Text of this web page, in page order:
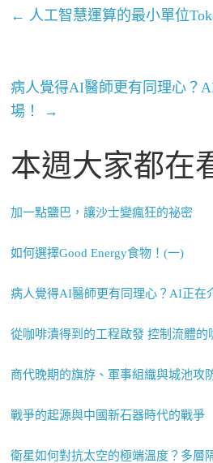
← 人工智慧運算的最小單位
病人覺得AI醫師更有同理心？
場！
→
本週大家都在
加一點鹽巴，讓沙士變瘋狂的祕密
如何選擇Good Energy食物！(一)
病人覺得AI醫師更有同理心？AI正在
從咖啡漬得到的工程啟發 控制流體的
商代晚期的旗斿、軍事組織與城池攻
戰爭的起源與中國新石器時代的戰爭
衛星如何對抗太空的極端溫度？多層